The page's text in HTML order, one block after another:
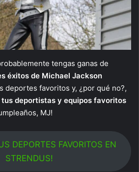
tengas ganas de
éxitos de Michael Jackson
deportes favoritos y, ¿por qué no?,
deportistas y equipos favoritos
MJ!
DEPORTES FAVORITOS EN
STRENDUS!